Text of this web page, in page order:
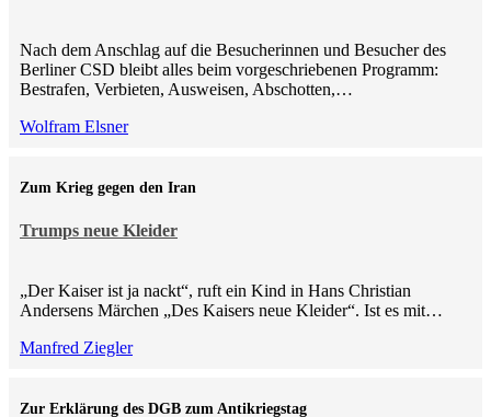
Nach dem Anschlag auf die Besucherinnen und Besucher des
Berliner CSD bleibt alles beim vorgeschriebenen Programm:
Bestrafen, Verbieten, Ausweisen, Abschotten,…
Wolfram Elsner
Trumps neue Kleider
Zum Krieg gegen den Iran
„Der Kaiser ist ja nackt“, ruft ein Kind in Hans Christian
Andersens Märchen „Des Kaisers neue Kleider“. Ist es mit…
Manfred Ziegler
Zur Erklärung des DGB zum Antikriegstag